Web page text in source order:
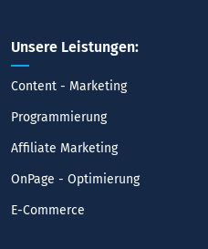
Unsere Leistungen:
Content - Marketing
Programmierung
Affiliate Marketing
OnPage - Optimierung
E-Commerce